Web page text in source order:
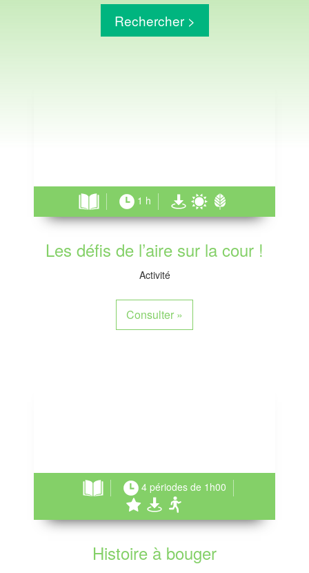
1 h
Les défis de l’aire sur la cour !
Activité
Consulter »
4 périodes de 1h00
Histoire à bouger